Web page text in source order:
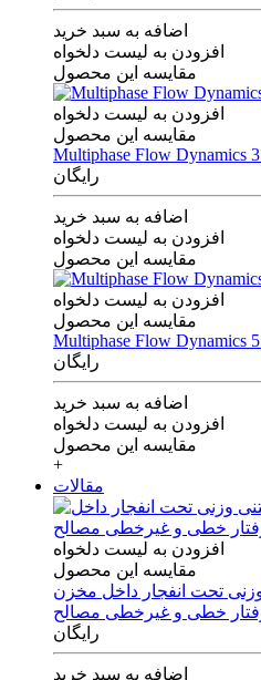
اضافه به سبد خرید
افزودن به لیست دلخواه
مقایسه این محصول
افزودن به لیست دلخواه
مقایسه این محصول
Multiphase Flow Dynamics
رایگان
اضافه به سبد خرید
افزودن به لیست دلخواه
مقایسه این محصول
افزودن به لیست دلخواه
مقایسه این محصول
Multiphase Flow Dynamics
رایگان
اضافه به سبد خرید
افزودن به لیست دلخواه
مقایسه این محصول
+
مقالات
افزودن به لیست دلخواه
مقایسه این محصول
وزنی تحت انفجار داخل مخزن
خطی و غیرخطی مصالح
رایگان
اضافه به سبد خرید